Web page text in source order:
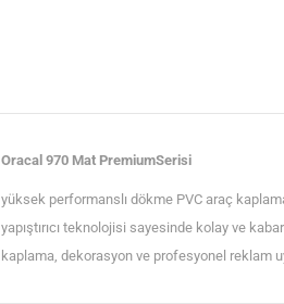
Oracal 970 Mat PremiumSerisi
yüksek performanslı dökme PVC araç
yapıştırıcı teknolojisi sayesinde kolay ve
kaplama, dekorasyon ve profesyonel reklam